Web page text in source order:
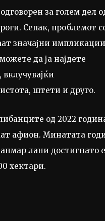
за голем дел
Сепак, проблемот
значајни
да ја најдете
штети и друго.
од 2022
афион. Минатата
лани достигнато е
хектари.